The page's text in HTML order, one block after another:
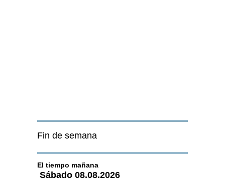
Fin de semana
El tiempo mañana
Sábado 08.08.2026